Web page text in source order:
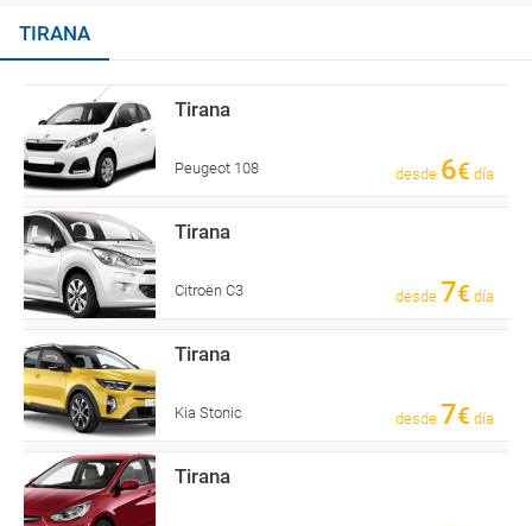
TIRANA
Tirana
Peugeot 108 desde 6€ día
Tirana
Citroën C3 desde 7€ día
Tirana
Kia Stonic desde 7€ día
Tirana